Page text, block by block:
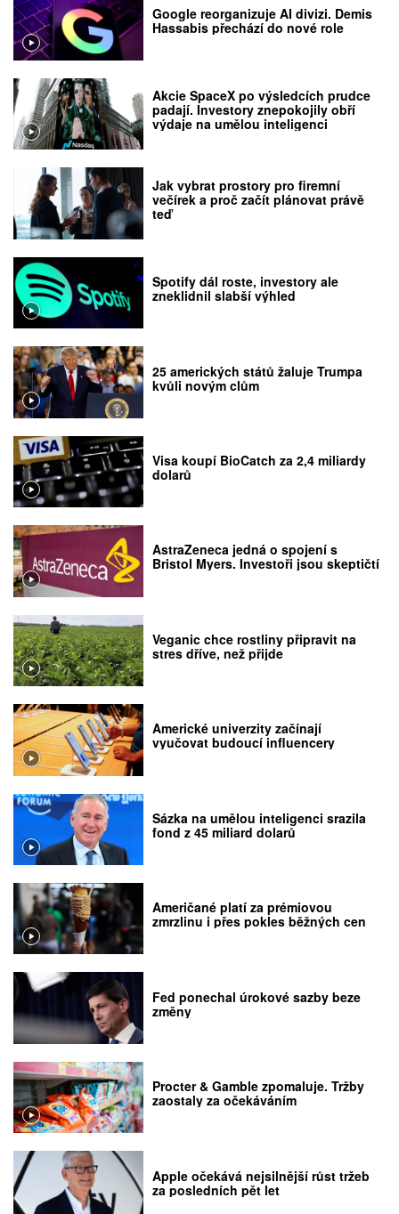
Google reorganizuje AI divizi. Demis
Hassabis přechází do nové role
Akcie SpaceX po výsledcích prudce
padají. Investory znepokojily obří
výdaje na umělou inteligenci
Jak vybrat prostory pro firemní
večírek a proč začít plánovat právě
teď
Spotify dál roste, investory ale
zneklidnil slabší výhled
25 amerických států žaluje Trumpa
kvůli novým clům
Visa koupí BioCatch za 2,4 miliardy
dolarů
AstraZeneca jedná o spojení s
Bristol Myers. Investoři jsou skeptičtí
Veganic chce rostliny připravit na
stres dříve, než přijde
Americké univerzity začínají
vyučovat budoucí influencery
Sázka na umělou inteligenci srazila
fond z 45 miliard dolarů
Američané platí za prémiovou
zmrzlinu i přes pokles běžných cen
Fed ponechal úrokové sazby beze
změny
Procter & Gamble zpomaluje. Tržby
zaostaly za očekáváním
Apple očekává nejsilnější růst tržeb
za posledních pět let